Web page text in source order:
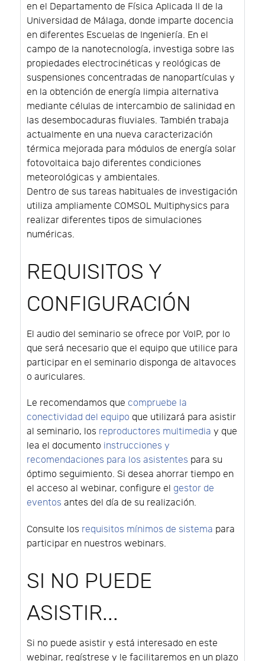
en el Departamento de Física Aplicada II de la
Universidad de Málaga, donde imparte docencia
en diferentes Escuelas de Ingeniería. En el
campo de la nanotecnología, investiga sobre las
propiedades electrocinéticas y reológicas de
suspensiones concentradas de nanopartículas y
en la obtención de energía limpia alternativa
mediante células de intercambio de salinidad en
las desembocaduras fluviales. También trabaja
actualmente en una nueva caracterización
térmica mejorada para módulos de energía solar
fotovoltaica bajo diferentes condiciones
meteorológicas y ambientales.
Dentro de sus tareas habituales de investigación
utiliza ampliamente COMSOL Multiphysics para
realizar diferentes tipos de simulaciones
numéricas.
REQUISITOS Y
CONFIGURACIÓN
El audio del seminario se ofrece por VoIP, por lo
que será necesario que el equipo que utilice para
participar en el seminario disponga de altavoces
o auriculares.
Le recomendamos que compruebe la
conectividad del equipo que utilizará para asistir
al seminario, los reproductores multimedia y que
lea el documento instrucciones y
recomendaciones para los asistentes para su
óptimo seguimiento. Si desea ahorrar tiempo en
el acceso al webinar, configure el gestor de
eventos antes del día de su realización.
Consulte los requisitos mínimos de sistema para
participar en nuestros webinars.
SI NO PUEDE
ASISTIR...
Si no puede asistir y está interesado en este
webinar, regístrese y le facilitaremos en un plazo